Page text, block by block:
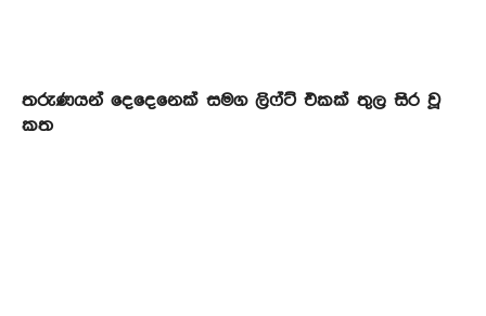
තරුණයන් දෙදෙනෙක් සමග ලිෆ්ට් එකක් තුල සිර වූ
කත